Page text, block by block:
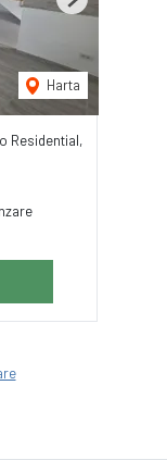
Harta
Next
Residential,